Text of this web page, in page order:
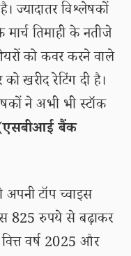
ज्यादातर विश्लेषकों
तिमाही के नतीजे
को कवर करने वाले
खरीद रेटिंग दी है।
ने अभी भी स्टॉक
बैंक
अपनी टॉप च्वाइस
825 रुपये से बढ़ाकर
वर्ष 2025 और